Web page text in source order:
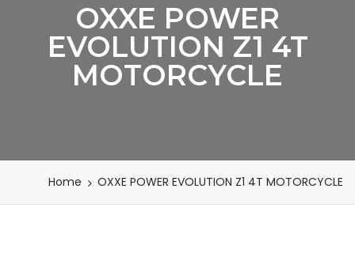
OXXE POWER
EVOLUTION Z1 4T
MOTORCYCLE
Home OXXE POWER EVOLUTION Z1 4T MOTORCYCLE